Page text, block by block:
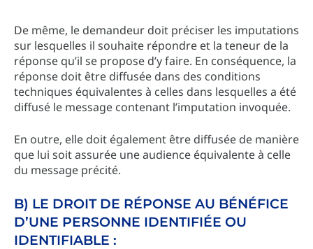
De même, le demandeur doit préciser les imputations
sur lesquelles il souhaite répondre et la teneur de la
réponse qu’il se propose d’y faire. En conséquence, la
réponse doit être diffusée dans des conditions
techniques équivalentes à celles dans lesquelles a été
diffusé le message contenant l’imputation invoquée.
En outre, elle doit également être diffusée de manière
que lui soit assurée une audience équivalente à celle
du message précité.
B) LE DROIT DE RÉPONSE AU BÉNÉFICE
D’UNE PERSONNE IDENTIFIÉE OU
IDENTIFIABLE :